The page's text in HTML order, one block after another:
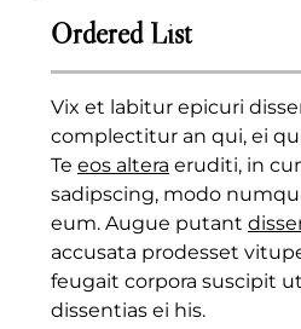
Ordered List
Vix et labitur epicuri
complectitur an qui, ei
Te eos altera eruditi, in
sadipscing, modo
eum. Augue putant
accusata prodesset
feugait corpora suscipit
dissentias ei his.